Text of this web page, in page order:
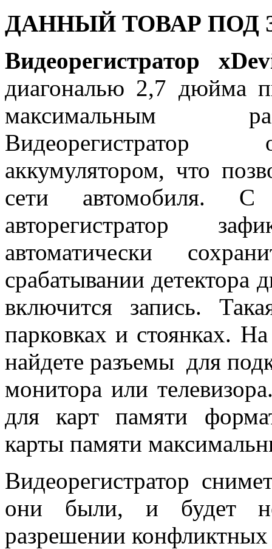
ДАННЫЙ ТОВАР ПОД
Видеорегистратор
диагональю 2,7 дюйма
максимальным
Видеорегистратор
аккумулятором, что
сети автомобиля.
авторегистратор
автоматически
срабатывании детектора
включится запись.
парковках и стоянках.
найдете разъемы для
монитора или
для карт памяти
карты памяти
Видеорегистратор
они были, и будет
разрешении конфликтных